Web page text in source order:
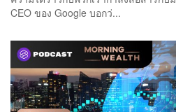
CEO ของ Google บอกว่...